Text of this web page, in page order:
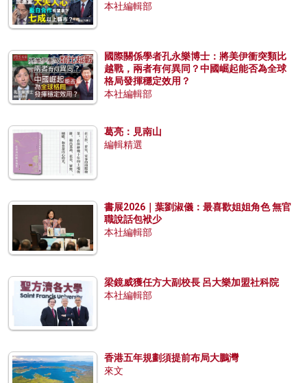
本社編輯部
國際關係學者孔永樂博士：將美伊衝突類比
越戰，兩者有何異同？中國崛起能否為全球
格局發揮穩定效用？
本社編輯部
葛亮：見南山
編輯精選
書展2026｜葉劉淑儀：最喜歡姐姐角色 無官
職說話包袱少
本社編輯部
梁鏡威獲任方大副校長 呂大樂加盟社科院
本社編輯部
香港五年規劃須提前布局大鵬灣
來文